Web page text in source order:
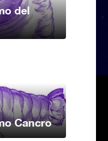
del
Cancro